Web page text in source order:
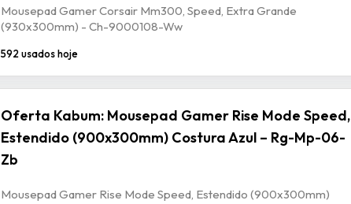
Mousepad Gamer Corsair Mm300, Speed, Extra Grande
(930x300mm) - Ch-9000108-Ww
592 usados hoje
Oferta Kabum: Mousepad Gamer Rise Mode Speed,
Estendido (900x300mm) Costura Azul – Rg-Mp-06-
Zb
Mousepad Gamer Rise Mode Speed, Estendido (900x300mm)